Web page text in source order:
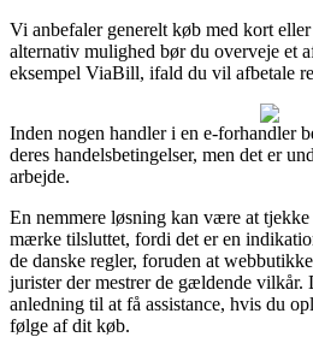
Vi anbefaler generelt køb med kort
alternativ mulighed bør du overveje et
eksempel ViaBill, ifald du vil afbetale
Inden nogen handler i en e-forhandler
deres handelsbetingelser, men det er
arbejde.
En nemmere løsning kan være at
mærke tilsluttet, fordi det er en
de danske regler, foruden at
jurister der mestrer de gældende vilkår.
anledning til at få assistance, hvis du
følge af dit køb.